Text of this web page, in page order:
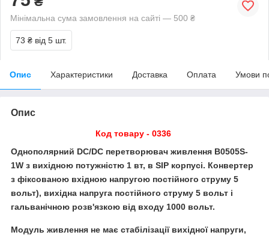
Мінімальна сума замовлення на сайті — 500 ₴
73 ₴ від 5 шт.
Опис Характеристики Доставка Оплата Умови
Опис
Код товару - 0336
Однополярний DC/DC перетворювач живлення B0505S-
1W з вихідною потужністю 1 вт, в SIP корпусі. Конвертер
з фіксованою вхідною напругою постійного струму 5
вольт), вихідна напруга постійного струму 5 вольт і
гальванічною розв'язкою від входу 1000 вольт.
Модуль живлення не має стабілізації вихідної напруги,